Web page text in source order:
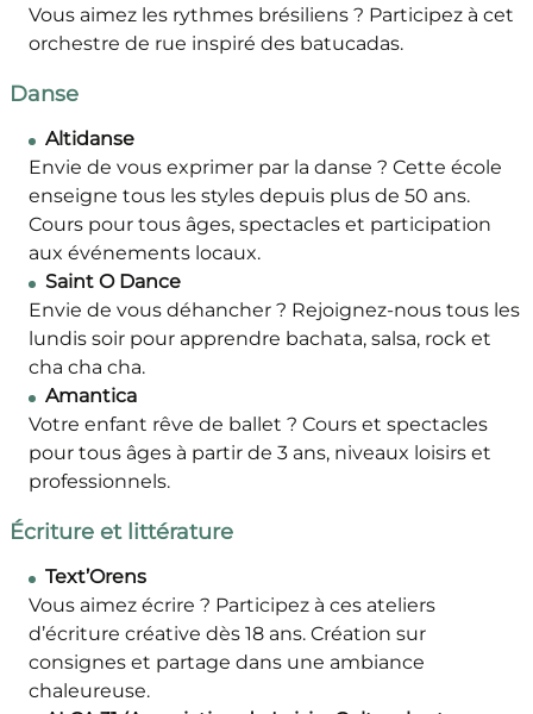
Vous aimez les rythmes brésiliens ? Participez à cet
orchestre de rue inspiré des batucadas.
Danse
Altidanse
Envie de vous exprimer par la danse ? Cette école
enseigne tous les styles depuis plus de 50 ans.
Cours pour tous âges, spectacles et participation
aux événements locaux.
Saint O Dance
Envie de vous déhancher ? Rejoignez-nous tous les
lundis soir pour apprendre bachata, salsa, rock et
cha cha cha.
Amantica
Votre enfant rêve de ballet ? Cours et spectacles
pour tous âges à partir de 3 ans, niveaux loisirs et
professionnels.
Écriture et littérature
Text’Orens
Vous aimez écrire ? Participez à ces ateliers
d’écriture créative dès 18 ans. Création sur
consignes et partage dans une ambiance
chaleureuse.